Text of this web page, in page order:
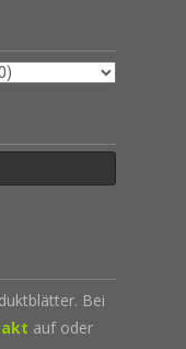
Bei
auf oder